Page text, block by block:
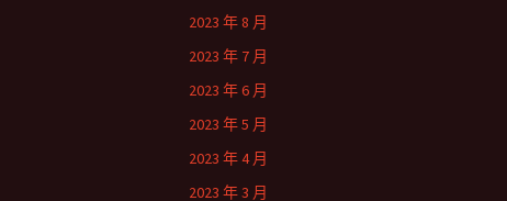
2023 年 8 月
2023 年 7 月
2023 年 6 月
2023 年 5 月
2023 年 4 月
2023 年 3 月